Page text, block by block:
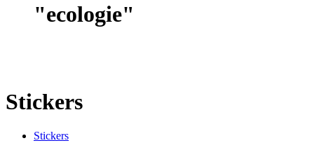
"ecologie"
Stickers
Stickers